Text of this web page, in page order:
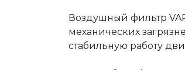
Воздушный фильтр
механических
стабильную работу